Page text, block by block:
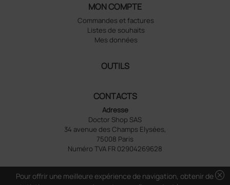
MON COMPTE
Commandes et factures
Listes de souhaits
Mes données
OUTILS
CONTACTS
Adresse
Doctor Shop SAS
34 avenue des Champs Elysées,
75008 Paris
Numéro TVA FR 02904269628
cancel
Pour offrir une meilleure expérience de navigation, obtenir de